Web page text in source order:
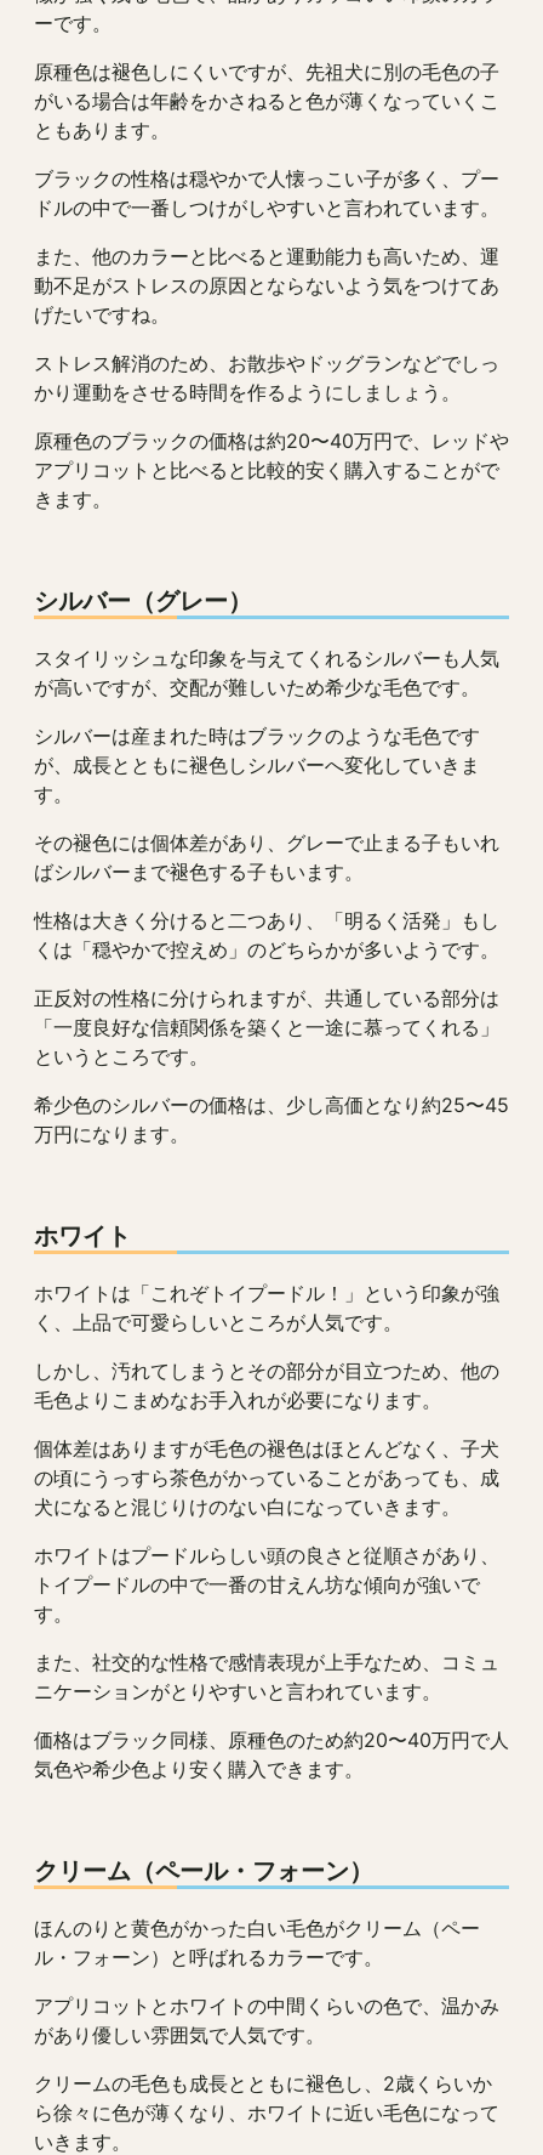
ーです。
原種色は褪色しにくいですが、先祖犬に別の毛色の子
がいる場合は年齢をかさねると色が薄くなっていくこ
ともあります。
ブラックの性格は穏やかで人懐っこい子が多く、プー
ドルの中で一番しつけがしやすいと言われています。
また、他のカラーと比べると運動能力も高いため、運
動不足がストレスの原因とならないよう気をつけてあ
げたいですね。
ストレス解消のため、お散歩やドッグランなどでしっ
かり運動をさせる時間を作るようにしましょう。
原種色のブラックの価格は約20〜40万円で、レッドや
アプリコットと比べると比較的安く購入することがで
きます。
シルバー（グレー）
スタイリッシュな印象を与えてくれるシルバーも人気
が高いですが、交配が難しいため希少な毛色です。
シルバーは産まれた時はブラックのような毛色です
が、成長とともに褪色しシルバーへ変化していきま
す。
その褪色には個体差があり、グレーで止まる子もいれ
ばシルバーまで褪色する子もいます。
性格は大きく分けると二つあり、「明るく活発」もし
くは「穏やかで控えめ」のどちらかが多いようです。
正反対の性格に分けられますが、共通している部分は
「一度良好な信頼関係を築くと一途に慕ってくれる」
というところです。
希少色のシルバーの価格は、少し高価となり約25〜45
万円になります。
ホワイト
ホワイトは「これぞトイプードル！」という印象が強
く、上品で可愛らしいところが人気です。
しかし、汚れてしまうとその部分が目立つため、他の
毛色よりこまめなお手入れが必要になります。
個体差はありますが毛色の褪色はほとんどなく、子犬
の頃にうっすら茶色がかっていることがあっても、成
犬になると混じりけのない白になっていきます。
ホワイトはプードルらしい頭の良さと従順さがあり、
トイプードルの中で一番の甘えん坊な傾向が強いで
す。
また、社交的な性格で感情表現が上手なため、コミュ
ニケーションがとりやすいと言われています。
価格はブラック同様、原種色のため約20〜40万円で人
気色や希少色より安く購入できます。
クリーム（ペール・フォーン）
ほんのりと黄色がかった白い毛色がクリーム（ペー
ル・フォーン）と呼ばれるカラーです。
アプリコットとホワイトの中間くらいの色で、温かみ
があり優しい雰囲気で人気です。
クリームの毛色も成長とともに褪色し、2歳くらいか
ら徐々に色が薄くなり、ホワイトに近い毛色になって
いきます。